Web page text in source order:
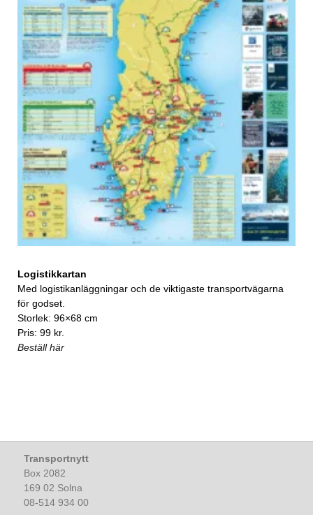
Logistikkartan
Med logistikanläggningar och de viktigaste transportvägarna
för godset.
Storlek: 96×68 cm
Pris: 99 kr.
Beställ här
Transportnytt
Box 2082
169 02 Solna
08-514 934 00